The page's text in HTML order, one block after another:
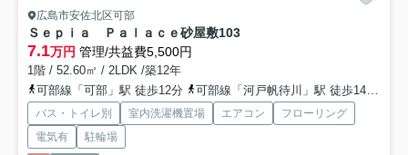
広島市安佐北区可部
Ｓｅｐｉａ Ｐａｌａｃｅ砂屋敷103
7.1万円 管理/共益費5,500円
1階 / 52.60㎡ / 2LDK /築12年
可部線「可部」駅 徒歩12分
可部線「河戸帆待川」駅 徒歩14分
バス・トイレ別 室内洗濯機置場 エアコン
フローリング
電気有
駐輪場